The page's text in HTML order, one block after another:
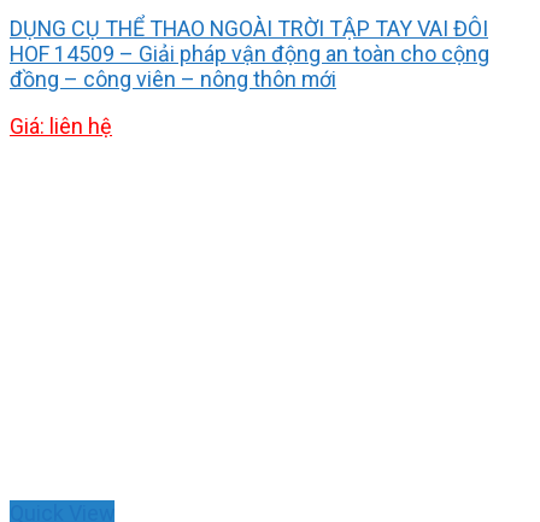
DỤNG CỤ THỂ THAO NGOÀI TRỜI TẬP TAY VAI ĐÔI
HOF 14509 – Giải pháp vận động an toàn cho cộng
đồng – công viên – nông thôn mới
Giá: liên hệ